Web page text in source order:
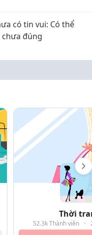
có tin vui: Có thể
đúng
Thời
52.3k Thành viên ·